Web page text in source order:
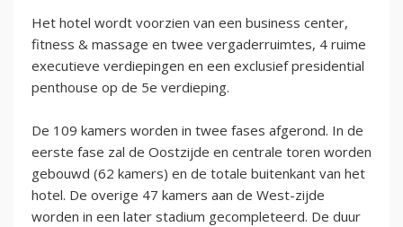
Het hotel wordt voorzien van een business center,
fitness & massage en twee vergaderruimtes, 4 ruime
executieve verdiepingen en een exclusief presidential
penthouse op de 5e verdieping.
De 109 kamers worden in twee fases afgerond. In de
eerste fase zal de Oostzijde en centrale toren worden
gebouwd (62 kamers) en de totale buitenkant van het
hotel. De overige 47 kamers aan de West-zijde
worden in een later stadium gecompleteerd. De duur